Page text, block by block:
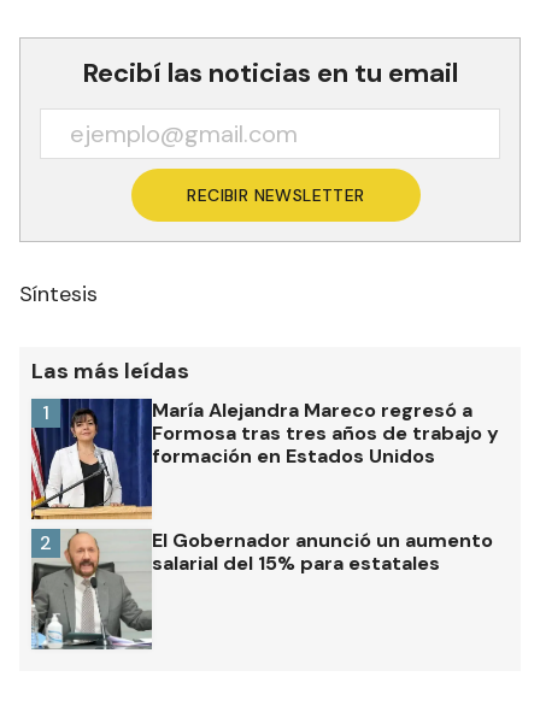
Recibí las noticias en tu email
RECIBIR NEWSLETTER
Síntesis
Las más leídas
María Alejandra Mareco regresó a
Formosa tras tres años de trabajo y
formación en Estados Unidos
1
El Gobernador anunció un aumento
salarial del 15% para estatales
2